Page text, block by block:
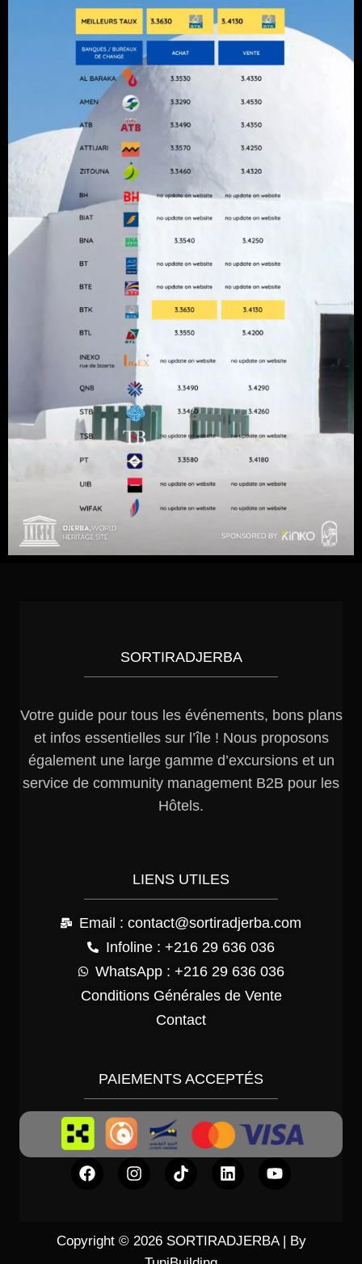
SORTIRADJERBA
Votre guide pour tous les événements, bons plans
et infos essentielles sur l’île ! Nous proposons
également une large gamme d’excursions et un
service de community management B2B pour les
Hôtels.
LIENS UTILES
Email : contact@sortiradjerba.com
Infoline : +216 29 636 036
WhatsApp : +216 29 636 036
Conditions Générales de Vente
Contact
PAIEMENTS ACCEPTÉS
Copyright © 2026 SORTIRADJERBA | By